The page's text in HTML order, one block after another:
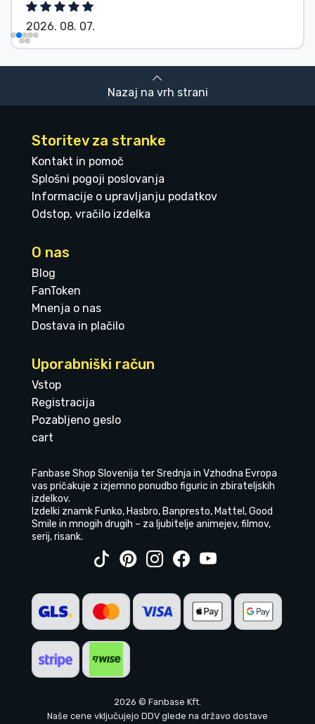
2026. 08. 07.
Nazaj na vrh strani
Storitev za stranke
Kontakt in pomoč
Splošni pogoji poslovanja
Informacije o upravljanju podatkov
Odstop, vračilo izdelka
O nas
Blog
FanToken
Mnenja o nas
Dostava in plačilo
Uporabniški račun
Vstop
Registracija
Pozabljeno geslo
cart
Fanbase Shop Slovenija ter Srednja in Vzhodna Evropa
vas pričakuje z izjemno ponudbo figuric in zbirateljskih
izdelkov.
Izdelki znamk Funko, Hasbro, Banpresto, Mattel, Good
Smile in mnogih drugih – za ljubitelje animejev, filmov,
serij, risank.
2026 © Fanbase Kft.
Naše cene vključujejo DDV glede na državo dostave